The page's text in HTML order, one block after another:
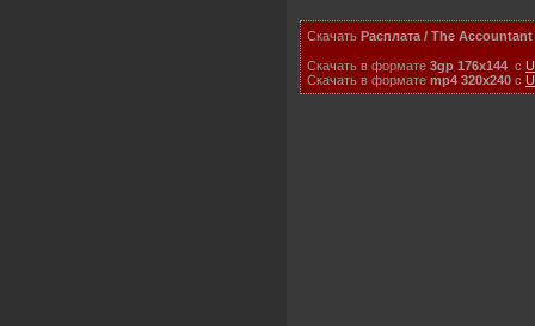
Скачать Расплата / The Accountant
Скачать в формате 3gp 176x144 с
Скачать в формате mp4 320x240 с